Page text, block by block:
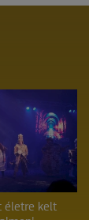
életre kelt